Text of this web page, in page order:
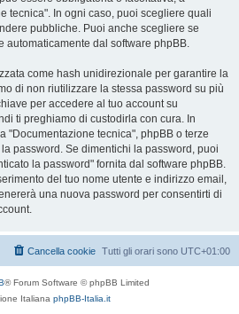
tecnica". In ogni caso, puoi scegliere quali
pubbliche. Puoi anche scegliere se
automaticamente dal software phpBB.
come hash unidirezionale per garantire la
di non riutilizzare la stessa password su più
per accedere al tuo account su
ti preghiamo di custodirla con cura. In
"Documentazione tecnica", phpBB o terze
password. Se dimentichi la password, puoi
la password" fornita dal software phpBB.
del tuo nome utente e indirizzo email,
una nuova password per consentirti di
Tutti gli orari sono UTC+01:00
Cancella cookie
® Forum Software © phpBB Limited
Italiana phpBB-Italia.it